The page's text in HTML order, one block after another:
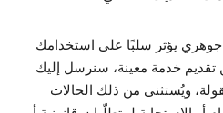
يؤثر سلبًا على استخدامك
تقديم خدمة معينة، سنرسل إليك
ويُستثنى من ذلك الحالات